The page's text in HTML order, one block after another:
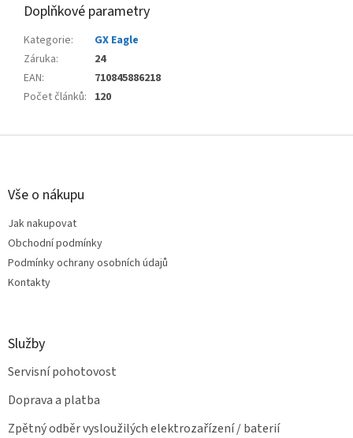
Doplňkové parametry
Kategorie:
GX Eagle
Záruka:
24
EAN:
710845886218
Počet článků: 120
Z
Vše o nákupu
Jak nakupovat
Obchodní podmínky
Podmínky ochrany osobních údajů
Kontakty
Služby
Servisní pohotovost
Doprava a platba
Zpětný odběr vysloužilých elektrozařízení / baterií